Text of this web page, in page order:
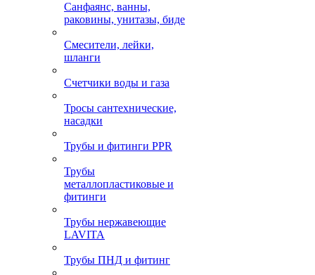
Санфаянс, ванны,
раковины, унитазы, биде
Смесители, лейки,
шланги
Счетчики воды и газа
Тросы сантехнические,
насадки
Трубы и фитинги PPR
Трубы
металлопластиковые и
фитинги
Трубы нержавеющие
LAVITA
Трубы ПНД и фитинг